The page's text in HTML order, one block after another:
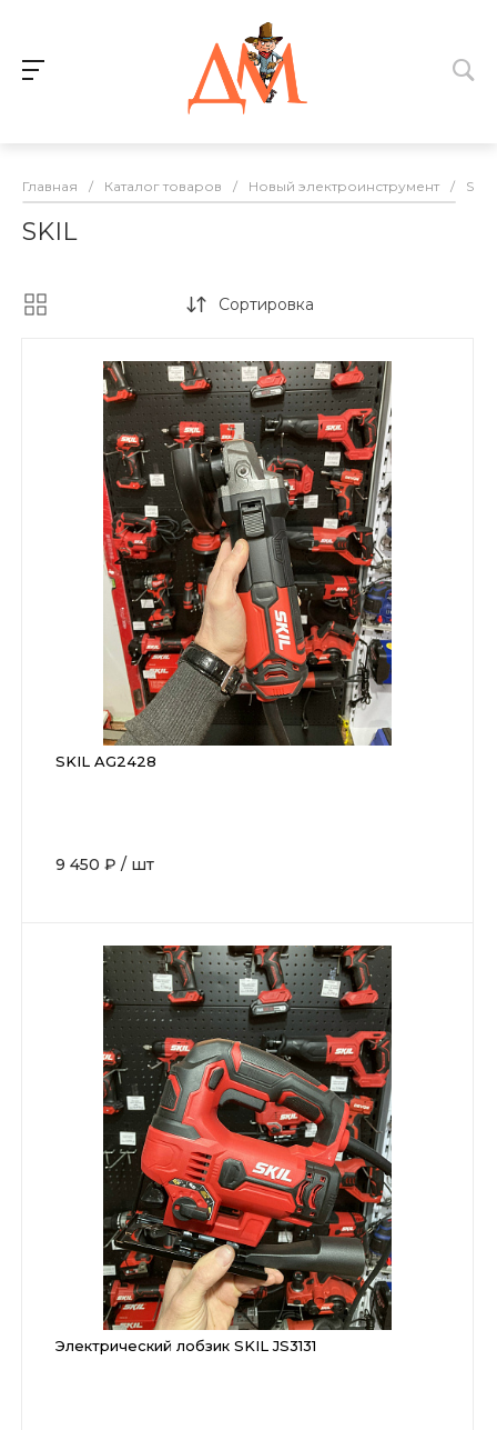
Главная / Каталог товаров / Новый электроинструмент / SKIL
SKIL
Сортировка
SKIL AG2428
9 450 ₽ / шт
Электрический лобзик SKIL JS3131